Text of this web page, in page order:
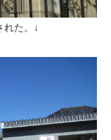
れた。↓